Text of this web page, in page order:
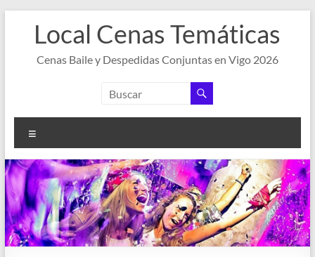
contenidoLocal Cenas Temáticas
Cenas Baile y Despedidas Conjuntas en Vigo 2026